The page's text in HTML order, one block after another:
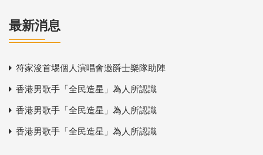
最新消息
符家浚首埸個人演唱會邀爵士樂隊助陣
香港男歌手「全民造星」為人所認識
香港男歌手「全民造星」為人所認識
香港男歌手「全民造星」為人所認識